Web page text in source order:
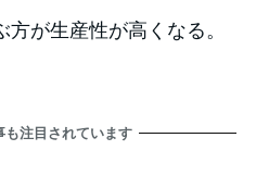
が生産性が高くなる。
も注目されています